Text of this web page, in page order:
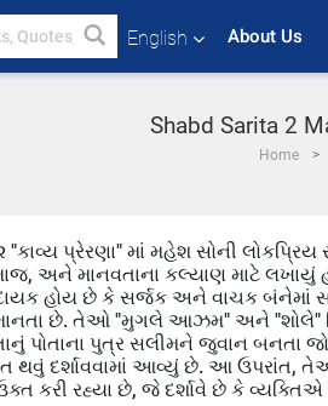
English About Us
Shabd Sarita 2
Home
"કાવ્ય પ્રેરણા" માં મહેશ સોની
અને માનવતાના કલ્યાણ માટે લખાયું
હોય છે કે સર્જક અને વાચક બંનેમાં
છે. તેઓ "મુગલે આઝમ" અને "શોલે"
પોતાના પુત્ર સલીમને જુવાન બનતા
દર્શાવવામાં આવ્યું છે. આ ઉપરાંત, તેઓ
કરી રહ્યા છે, જે દર્શાવે છે કે